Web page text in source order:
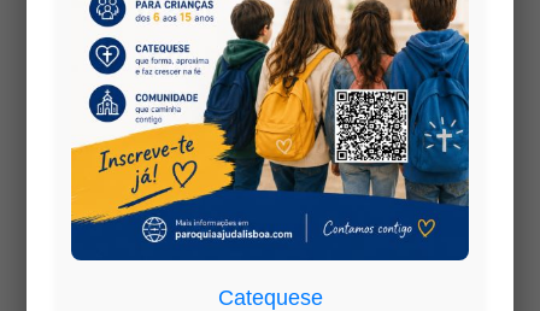
explicar o conceito usado para a criação do
logotipo. Temos também os links para as suas
redes sociais e respectivo site.
Catequese